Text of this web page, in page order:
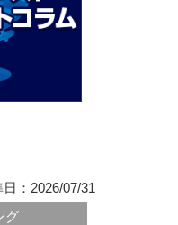
：2026/07/31
グ